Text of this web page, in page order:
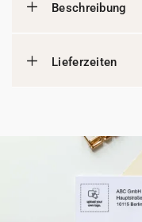
Beschreibung
Lieferzeiten